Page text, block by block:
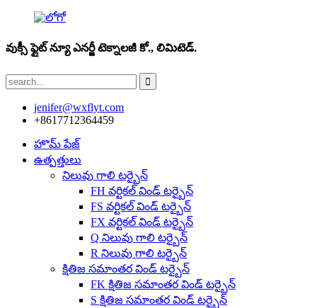
వుక్సీ ఫ్లైట్ న్యూ ఎనర్జీ టెక్నాలజీ కో., లిమిటెడ్.
jenifer@wxflyt.com
+8617712364459
హొమ్ పేజ్
ఉత్పత్తులు
నిలువు గాలి టర్బైన్
FH వర్టికల్ విండ్ టర్బైన్
FS వర్టికల్ విండ్ టర్బైన్
FX వర్టికల్ విండ్ టర్బైన్
Q నిలువు గాలి టర్బైన్
R నిలువు గాలి టర్బైన్
క్షితిజ సమాంతర విండ్ టర్బైన్
FK క్షితిజ సమాంతర విండ్ టర్బైన్
S క్షితిజ సమాంతర విండ్ టర్బైన్